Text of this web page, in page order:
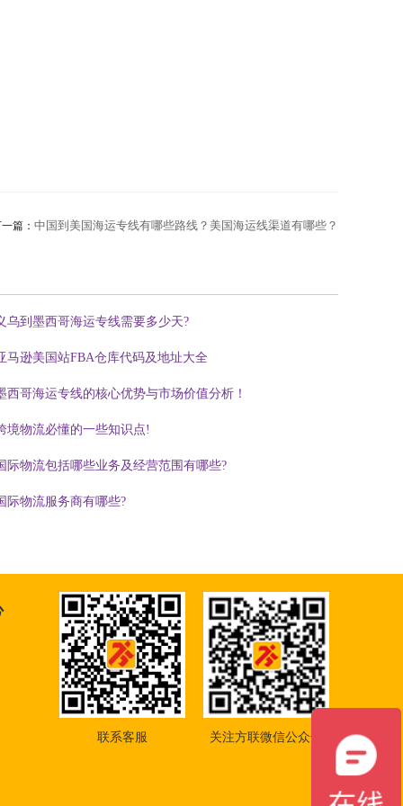
篇： 中国到美国海运专线有哪些路线？美国海运线渠道有哪些？
乌到墨西哥海运专线需要多少天?
马逊美国站FBA仓库代码及地址大全
西哥海运专线的核心优势与市场价值分析！
境物流必懂的一些知识点!
际物流包括哪些业务及经营范围有哪些?
际物流服务商有哪些?
联系客服 关注方联微信公众号